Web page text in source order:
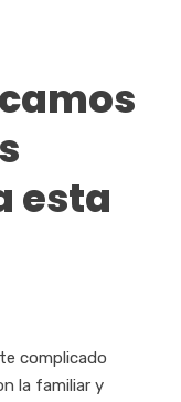
esta
complicado
la familiar y